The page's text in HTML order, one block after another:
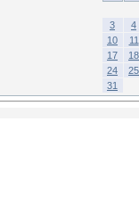
3
4
10
11
17
18
24
25
31